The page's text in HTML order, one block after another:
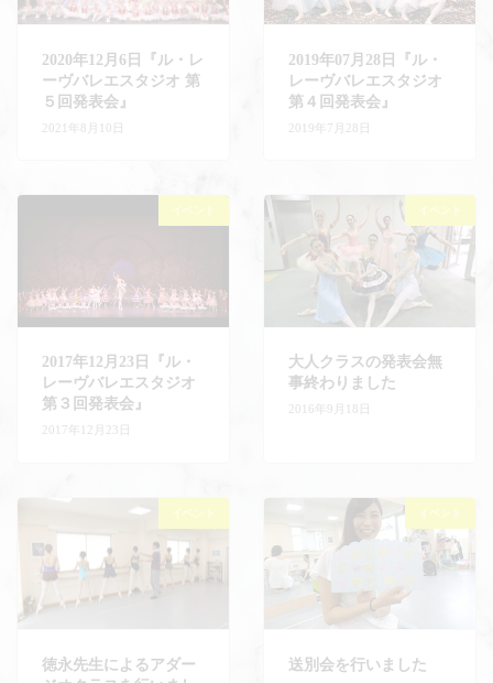
2020年12月6日『ル・レ
ーヴバレエスタジオ 第
５回発表会』
2021年8月10日
2019年07月28日『ル・
レーヴバレエスタジオ
第４回発表会』
2019年7月28日
イベント
2017年12月23日『ル・
レーヴバレエスタジオ
第３回発表会』
2017年12月23日
イベント
大人クラスの発表会無
事終わりました
2016年9月18日
イベント
徳永先生によるアダー
イベント
送別会を行いました